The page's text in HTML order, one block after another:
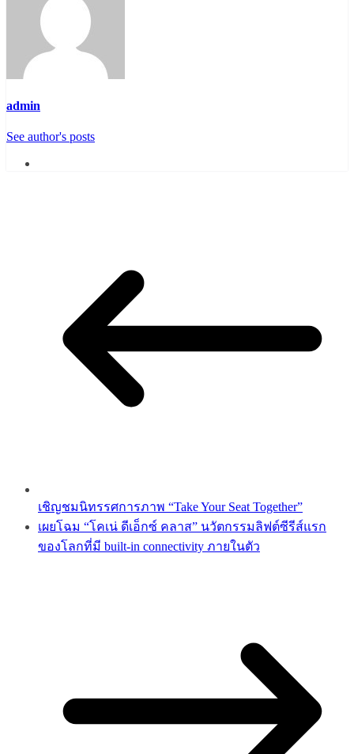
admin
See author's posts
เชิญชมนิทรรศการภาพ “Take Your Seat Together”
เผยโฉม “โคเน่ ดีเอ็กซ์ คลาส” นวัตกรรมลิฟต์ซีรีส์แรก
ของโลกที่มี built-in connectivity ภายในตัว